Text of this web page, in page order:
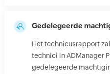
Gedelegeerde
Het technicusrapport
technici in ADManager
gedelegeerde